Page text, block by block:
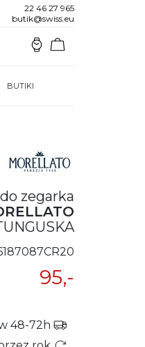
22 46 27 965
butik@swiss.eu
BUTIKI
zegarka
95,-
48-72h